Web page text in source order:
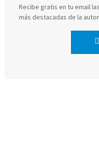
Recibe gratis en tu email
más destacadas de la